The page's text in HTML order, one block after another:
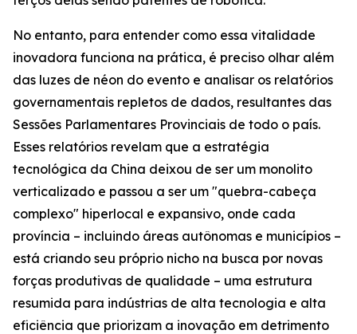
No entanto, para entender como essa vitalidade
inovadora funciona na prática, é preciso olhar além
das luzes de néon do evento e analisar os relatórios
governamentais repletos de dados, resultantes das
Sessões Parlamentares Provinciais de todo o país.
Esses relatórios revelam que a estratégia
tecnológica da China deixou de ser um monolito
verticalizado e passou a ser um "quebra-cabeça
complexo" hiperlocal e expansivo, onde cada
província – incluindo áreas autônomas e municípios –
está criando seu próprio nicho na busca por novas
forças produtivas de qualidade – uma estrutura
resumida para indústrias de alta tecnologia e alta
eficiência que priorizam a inovação em detrimento